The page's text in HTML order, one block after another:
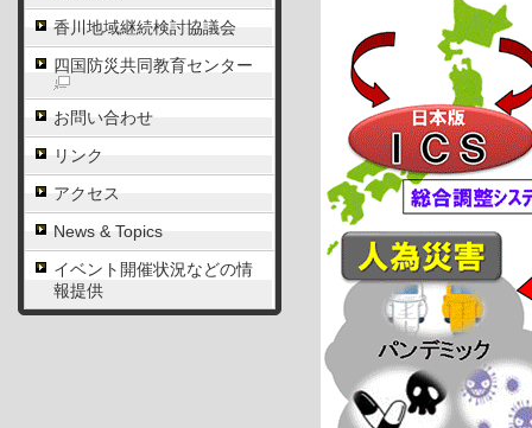
香川地域継続検討協議会
四国防災共同教育センター
お問い合わせ
リンク
アクセス
News & Topics
イベント開催状況などの情
報提供